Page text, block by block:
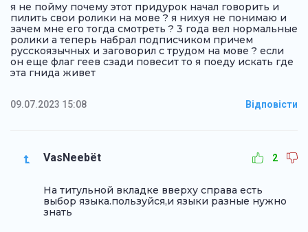
я не пойму почему этот придурок начал говорить и
пилить свои ролики на мове ? я нихуя не понимаю и
зачем мне его тогда смотреть ? 3 года вел нормальные
ролики а теперь набрал подписчиком причем
русскоязычных и заговорил с трудом на мове ? если
он еще флаг геев сзади повесит то я поеду искать где
эта гнида живет
09.07.2023 15:08 Відповісти
VasNeebёt 2
На титульной вкладке вверху справа есть
выбор языка.пользуйся,и языки разные нужно
знать